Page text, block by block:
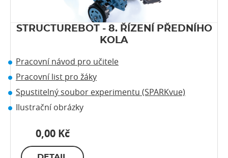
STRUCTUREBOT - 8. ŘÍZENÍ PŘEDNÍHO
KOLA
Pracovní návod pro učitele
Pracovní list pro žáky
Spustitelný soubor experimentu (SPARKvue)
Ilustrační obrázky
0,00 Kč